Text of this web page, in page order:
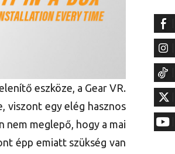
eszköze, a Gear VR.
viszont egy elég hasznos
nem meglepő, hogy a mai
épp emiatt szükség van